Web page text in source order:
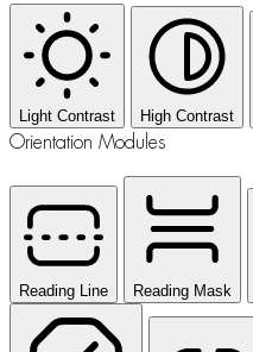
Light Contrast High Contrast
Orientation Modules
Reading Line Reading Mask